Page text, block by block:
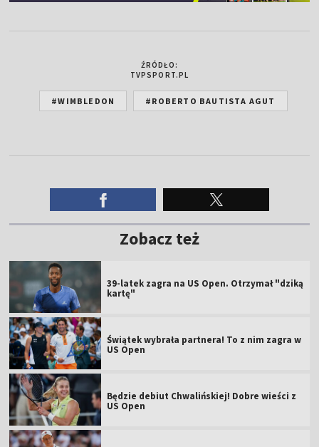
ŹRÓDŁO:
TVPSPORT.PL
#WIMBLEDON #ROBERTO BAUTISTA AGUT
Zobacz też
39-latek zagra na US Open. Otrzymał "dziką
kartę"
Świątek wybrała partnera! To z nim zagra w
US Open
Będzie debiut Chwalińskiej! Dobre wieści z
US Open